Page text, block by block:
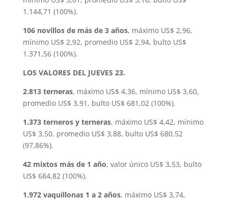
1.144,71 (100%).
106 novillos de más de 3 años, máximo US$ 2,96,
mínimo US$ 2,92, promedio US$ 2,94, bulto US$
1.371,56 (100%).
LOS VALORES DEL JUEVES 23.
2.813 terneras, máximo US$ 4,36, mínimo US$ 3,60,
promedio US$ 3,91, bulto US$ 681,02 (100%).
1.373 terneros y terneras, máximo US$ 4,42, mínimo
US$ 3,50, promedio US$ 3,88, bulto US$ 680,52
(97,86%).
42 mixtos más de 1 año, valor único US$ 3,53, bulto
US$ 684,82 (100%).
1.972 vaquillonas 1 a 2 años, máximo US$ 3,74,